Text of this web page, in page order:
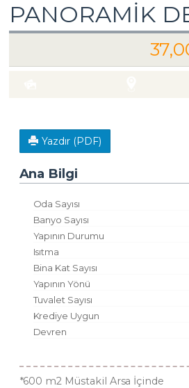
PANORAMİK
Yazdır (PDF)
Ana Bilgi
Oda Sayısı
Banyo Sayısı
Yapının Durumu
Isıtma
Bina Kat Sayısı
Yapının Yönü
Tuvalet Sayısı
Krediye Uygun
Devren
*600 m2 Müstakil Arsa İçinde